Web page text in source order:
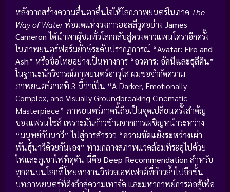
หลังจากสร้างความตื่นตาตื่นใจให้โลกภาพยนตร์ในภาค The
Way of Waterพ่อมดแห่งวงการฮอลลีวูดอย่าง James
Cameronได้นำพาผู้ชมทั่วโลกกลับสู่ดวงดาวแพนโดราอีกครั้ง
ในภาพยนตร์ฟอร์มยักษ์ระดับปรากฏการณ์ “Avatar: Fire and
Ash” หรือชื่อไทยอย่างเป็นทางการ “อวตาร: อัคนีและธุลีดิน”
ในฐานะนักวิจารณ์ภาพยนตร์อาวุโส ผมขอจำกัดความ
ภาพยนตร์ภาคที่ 3 นี้ว่าเป็น “A Darker, Emotionally
Complex, and Visually Groundbreaking Cinematic
Masterpiece” ภาพยนตร์ภาคนี้ถือเป็นจุดเปลี่ยนครั้งสำคัญ
ของแฟรนไชส์ เพราะมันก้าวข้ามจากการเผชิญหน้าระหว่าง
“มนุษย์กับนาวี” ไปสู่การสำรวจ “ความขัดแย้งระหว่างเผ่า
พันธุ์นาวีด้วยกันเอง” ท่ามกลางสภาพแวดล้อมที่ระอุไปด้วย
ไฟและภูเขาไฟที่ดุดัน นี่คือ Deep Recommendation สำหรับ
ทุกคนบนโลกที่โหยหางานวิชวลเอฟเฟกต์ที่ก้าวล้ำไปอีกขั้น
บทภาพยนตร์ที่ดิ่งลึกสู่ความเทาจัด และมหากาพย์การต่อสู้เพื่อ